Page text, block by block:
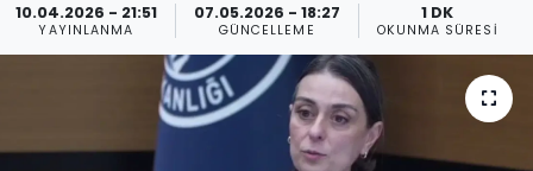
10.04.2026 - 21:51
YAYINLANMA
07.05.2026 - 18:27
GÜNCELLEME
1 DK
OKUNMA SÜRESI
Resmi İlanlar